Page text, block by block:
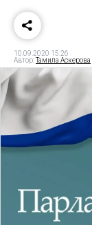
10.09.2020 15:26
Автор:Тамила Аскерова